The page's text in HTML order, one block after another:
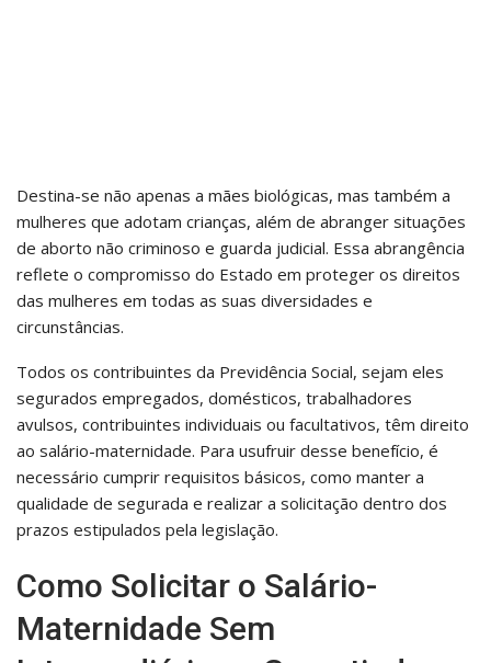
Destina-se não apenas a mães biológicas, mas também a
mulheres que adotam crianças, além de abranger situações
de aborto não criminoso e guarda judicial. Essa abrangência
reflete o compromisso do Estado em proteger os direitos
das mulheres em todas as suas diversidades e
circunstâncias.
Todos os contribuintes da Previdência Social, sejam eles
segurados empregados, domésticos, trabalhadores
avulsos, contribuintes individuais ou facultativos, têm direito
ao salário-maternidade. Para usufruir desse benefício, é
necessário cumprir requisitos básicos, como manter a
qualidade de segurada e realizar a solicitação dentro dos
prazos estipulados pela legislação.
Como Solicitar o Salário-
Maternidade Sem